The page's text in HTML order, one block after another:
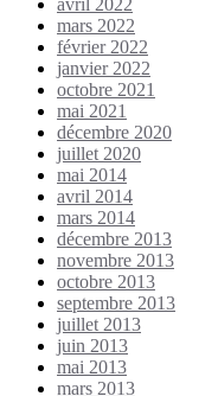
avril 2022
mars 2022
février 2022
janvier 2022
octobre 2021
mai 2021
décembre 2020
juillet 2020
mai 2014
avril 2014
mars 2014
décembre 2013
novembre 2013
octobre 2013
septembre 2013
juillet 2013
juin 2013
mai 2013
mars 2013